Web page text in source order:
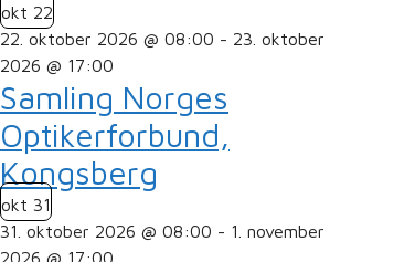
okt 22
22. oktober 2026 @ 08:00 - 23. oktober
2026 @ 17:00
Samling Norges
Optikerforbund,
Kongsberg
okt 31
31. oktober 2026 @ 08:00 - 1. november
2026 @ 17:00